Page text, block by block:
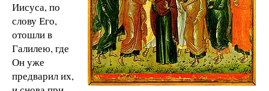
Иисуса, по
слову Его,
отошли в
Галилею, где
Он уже
предварил их,